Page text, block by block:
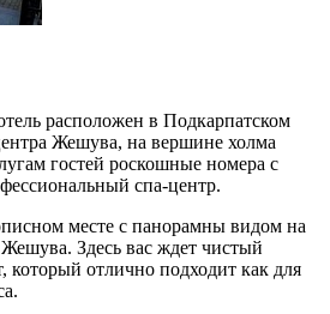
расположен в Подкарпатском
Жешува, на вершине холма
гостей роскошные номера с
спа-центр.
месте с панорамны видом на
Здесь вас ждет чистый
который отлично подходит как для